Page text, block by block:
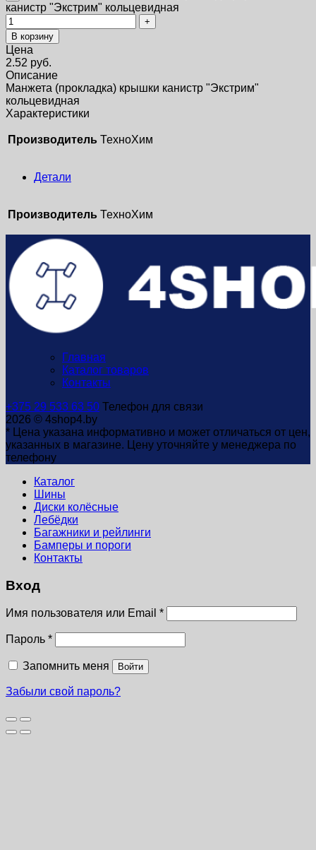
канистр "Экстрим" кольцевидная
В корзину
Цена
2.52 руб.
Описание
Манжета (прокладка) крышки канистр "Экстрим"
кольцевидная
Характеристики
Производитель ТехноХим
Детали
Производитель ТехноХим
Главная
Каталог товаров
Контакты
+375 29 533 63 50 Телефон для связи
2026 © 4shop4.by
* Цена указана информативно и может отличаться от цен,
указанных в магазине. Цену уточняйте у менеджера по
телефону
Каталог
Шины
Диски колёсные
Лебёдки
Багажники и рейлинги
Бамперы и пороги
Контакты
Вход
Имя пользователя или Email *
Пароль *
Запомнить меня Войти
Забыли свой пароль?